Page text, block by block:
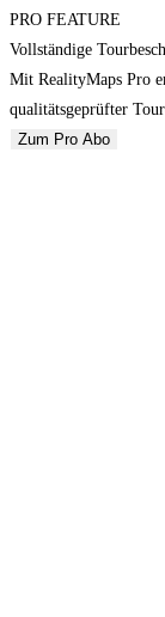
PRO FEATURE
Vollständige
Mit RealityMaps Pro
qualitätsgeprüfter
Zum Pro Abo